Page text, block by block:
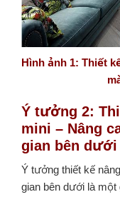
Hình ảnh 1: Thiết
Ý tưởng 2:
mini – Nâng
gian bên dưới
Ý tưởng thiết kế
gian bên dưới là một